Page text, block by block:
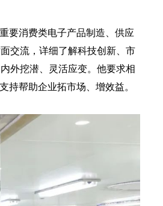
要消费类电子产品制造、供应
交流，详细了解科技创新、市
外挖潜、灵活应变。他要求相
持帮助企业拓市场、增效益。